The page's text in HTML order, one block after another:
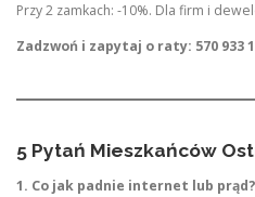
Przy 2 zamkach: -10%. Dla firm i
Zadzwoń i zapytaj o raty: 570 933
5 Pytań Mieszkańców
1. Co jak padnie internet lub prąd?